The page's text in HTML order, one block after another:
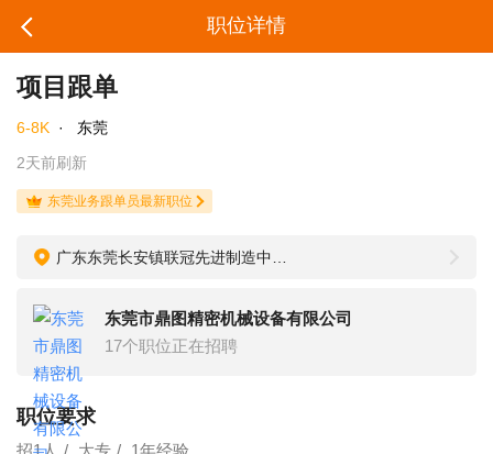
职位详情
项目跟单
6-8K ·
东莞
2天前刷新
东莞业务跟单员最新职位
东莞市鼎图精密机械设备有限公司
17个职位正在招聘
职位要求
招1人 大专 1年经验